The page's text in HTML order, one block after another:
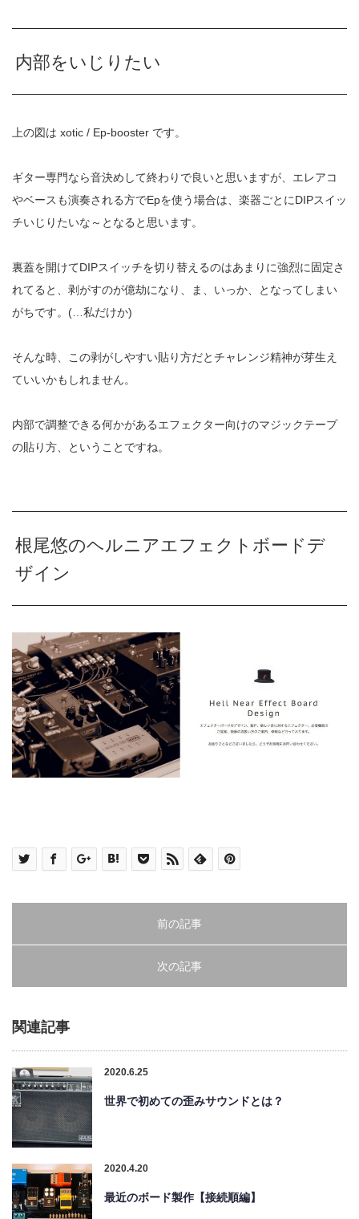
内部をいじりたい
上の図は xotic / Ep-booster です。
ギター専門なら音決めして終わりで良いと思いますが、エレアコ
やベースも演奏される方でEpを使う場合は、楽器ごとにDIPスイッ
チいじりたいな～となると思います。
裏蓋を開けてDIPスイッチを切り替えるのはあまりに強烈に固定さ
れてると、剥がすのが億劫になり、ま、いっか、となってしまい
がちです。(…私だけか)
そんな時、この剥がしやすい貼り方だとチャレンジ精神が芽生え
ていいかもしれません。
内部で調整できる何かがあるエフェクター向けのマジックテープ
の貼り方、ということですね。
根尾悠のヘルニアエフェクトボードデ
ザイン
前の記事
次の記事
関連記事
2020.6.25
世界で初めての歪みサウンドとは？
2020.4.20
最近のボード製作【接続順編】